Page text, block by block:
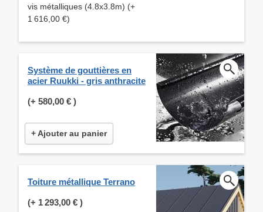
vis métalliques (4.8x3.8m) (+
1 616,00 €)
Système de gouttières en
acier Ruukki - gris anthracite
(+ 580,00 € )
+ Ajouter au panier
Toiture métallique Terrano
(+ 1 293,00 € )